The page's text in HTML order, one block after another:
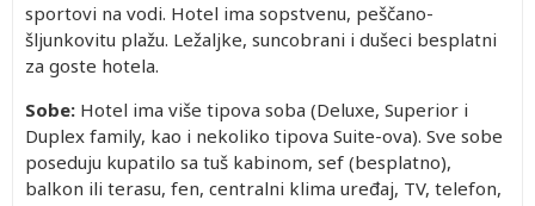
sportovi na vodi. Hotel ima sopstvenu, peščano-
šljunkovitu plažu. Ležaljke, suncobrani i dušeci besplatni
za goste hotela.
Sobe: Hotel ima više tipova soba (Deluxe, Superior i
Duplex family, kao i nekoliko tipova Suite-ova). Sve sobe
poseduju kupatilo sa tuš kabinom, sef (besplatno),
balkon ili terasu, fen, centralni klima uređaj, TV, telefon,